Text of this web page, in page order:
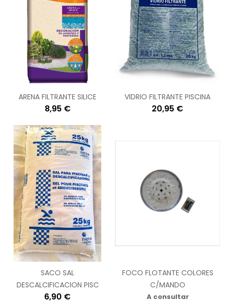
ARENA FILTRANTE SILICE
8,95 €
VIDRIO FILTRANTE PISCINA
20,95 €
SACO SAL
DESCALCIFICACION PISC
6,90 €
FOCO FLOTANTE COLORES
C/MANDO
A consultar